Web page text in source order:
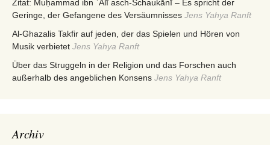
Zitat: Muḥammad ibn ʿAlī asch-Schaukānī – Es spricht der
Geringe, der Gefangene des Versäumnisses Jens Yahya Ranft
Al-Ghazalis Takfir auf jeden, der das Spielen und Hören von
Musik verbietet Jens Yahya Ranft
Über das Struggeln in der Religion und das Forschen auch
außerhalb des angeblichen Konsens Jens Yahya Ranft
Archiv